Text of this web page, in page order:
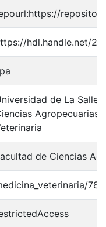
hdl.handle.net/
de La Salle.
Agropecuarias.
de Ciencias
785